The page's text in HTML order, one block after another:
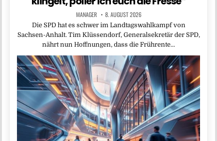
MANAGER 8. AUGUST 2026
Die SPD hat es schwer im Landtagswahlkampf von
Sachsen-Anhalt. Tim Klüssendorf, Generalsekretär der SPD,
nährt nun Hoffnungen, dass die Frührente…